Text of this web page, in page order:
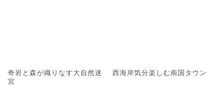
奇岩と森が織りなす大自然迷
宮
西海岸気分楽しむ南国タウン